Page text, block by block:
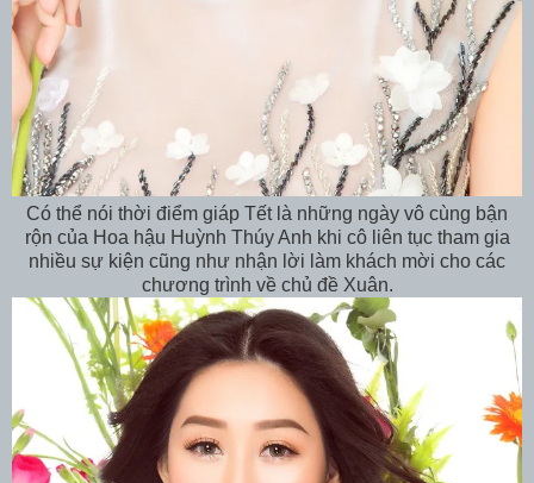
Có thể nói thời điểm giáp Tết là những ngày vô cùng bận
rộn của Hoa hậu Huỳnh Thúy Anh khi cô liên tục tham gia
nhiều sự kiện cũng như nhận lời làm khách mời cho các
chương trình về chủ đề Xuân.